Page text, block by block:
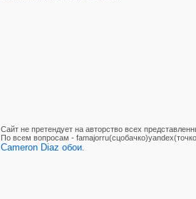
Сайт не претендует на авторство всех
По вcем вопросам -
Cameron Diaz обои